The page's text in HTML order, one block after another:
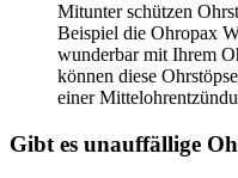
Mitunter schützen
Beispiel die Ohropax
wunderbar mit Ihrem
können diese
einer
Gibt es unauffällige